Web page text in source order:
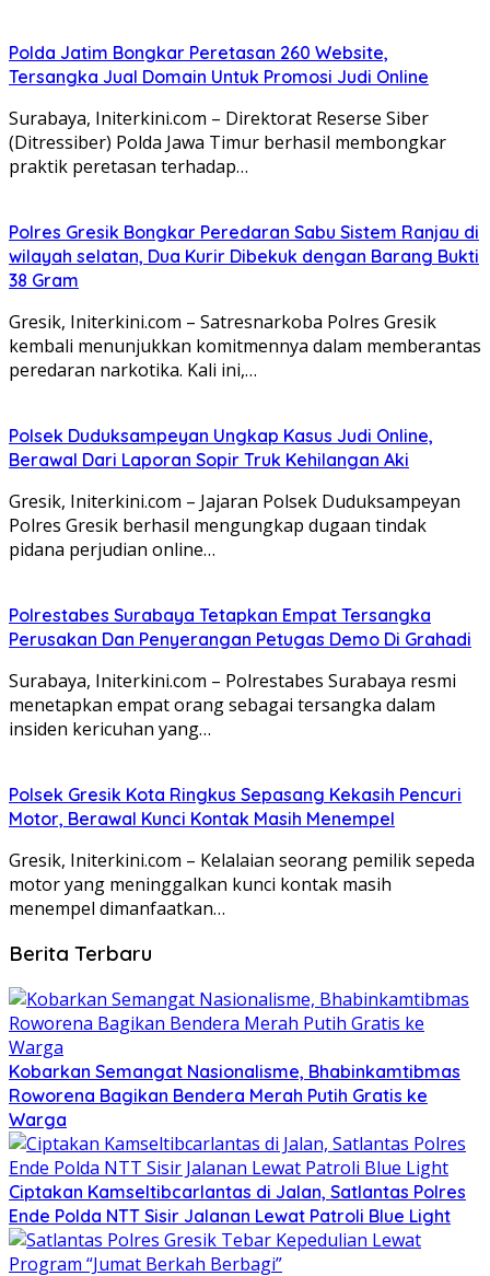
Polda Jatim Bongkar Peretasan 260 Website,
Tersangka Jual Domain Untuk Promosi Judi Online
Surabaya, Initerkini.com – Direktorat Reserse Siber
(Ditressiber) Polda Jawa Timur berhasil membongkar
praktik peretasan terhadap…
Polres Gresik Bongkar Peredaran Sabu Sistem Ranjau di
wilayah selatan, Dua Kurir Dibekuk dengan Barang Bukti
38 Gram
Gresik, Initerkini.com – Satresnarkoba Polres Gresik
kembali menunjukkan komitmennya dalam memberantas
peredaran narkotika. Kali ini,…
Polsek Duduksampeyan Ungkap Kasus Judi Online,
Berawal Dari Laporan Sopir Truk Kehilangan Aki
Gresik, Initerkini.com – Jajaran Polsek Duduksampeyan
Polres Gresik berhasil mengungkap dugaan tindak
pidana perjudian online…
Polrestabes Surabaya Tetapkan Empat Tersangka
Perusakan Dan Penyerangan Petugas Demo Di Grahadi
Surabaya, Initerkini.com – Polrestabes Surabaya resmi
menetapkan empat orang sebagai tersangka dalam
insiden kericuhan yang…
Polsek Gresik Kota Ringkus Sepasang Kekasih Pencuri
Motor, Berawal Kunci Kontak Masih Menempel
Gresik, Initerkini.com – Kelalaian seorang pemilik sepeda
motor yang meninggalkan kunci kontak masih
menempel dimanfaatkan…
Berita Terbaru
Kobarkan Semangat Nasionalisme, Bhabinkamtibmas
Roworena Bagikan Bendera Merah Putih Gratis ke
Warga
Ciptakan Kamseltibcarlantas di Jalan, Satlantas Polres
Ende Polda NTT Sisir Jalanan Lewat Patroli Blue Light